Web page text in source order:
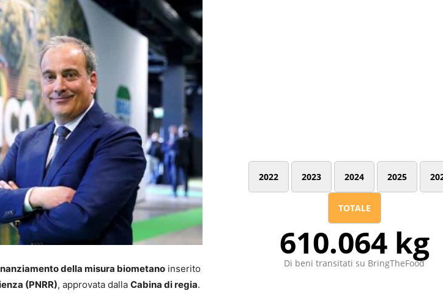
della misura biometano inserito
(PNRR), approvata dalla Cabina di regia.
2022 2023 2024 2025
TOTALE
610.064 kg
Di beni transitati su BringTheFood